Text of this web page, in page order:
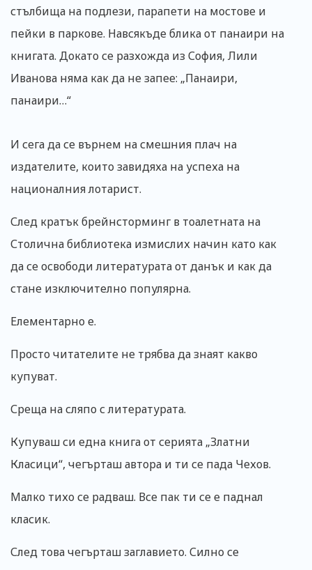
стълбища на подлези, парапети на мостове и
пейки в паркове. Навсякъде блика от панаири на
книгата. Докато се разхожда из София, Лили
Иванова няма как да не запее: „Панаири,
панаири…“
И сега да се върнем на смешния плач на
издателите, които завидяха на успеха на
националния лотарист.
След кратък брейнсторминг в тоалетната на
Столична библиотека измислих начин като как
да се освободи литературата от данък и как да
стане изключително популярна.
Елементарно е.
Просто читателите не трябва да знаят какво
купуват.
Среща на сляпо с литературата.
Купуваш си една книга от серията „Златни
Класици“, чегърташ автора и ти се пада Чехов.
Малко тихо се радваш. Все пак ти се е паднал
класик.
След това чегърташ заглавието. Силно се